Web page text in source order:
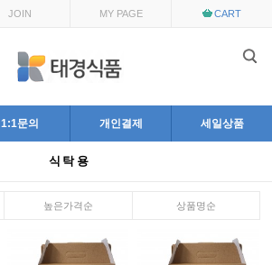
JOIN MY PAGE CART
1:1문의 개인결제 세일상품
식탁용
높은가격순 상품명순